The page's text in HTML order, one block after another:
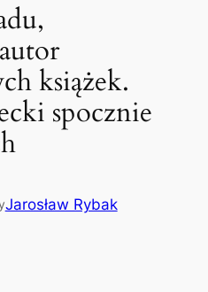
książek.
spocznie
Jarosław Rybak